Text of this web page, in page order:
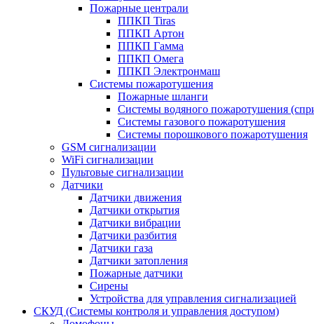
Пожарные централи
ППКП Tiras
ППКП Артон
ППКП Гамма
ППКП Омега
ППКП Электронмаш
Системы пожаротушения
Пожарные шланги
Системы водяного пожаротушения
Системы газового пожаротушения
Системы порошкового пожаротушения
GSM сигнализации
WiFi сигнализации
Пультовые сигнализации
Датчики
Датчики движения
Датчики открытия
Датчики вибрации
Датчики разбития
Датчики газа
Датчики затопления
Пожарные датчики
Сирены
Устройства для управления сигнализацией
СКУД (Системы контроля и управления доступом)